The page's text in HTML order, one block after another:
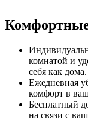
комнатой и
себя как дома.
Ежедневная
комфорт в
Бесплатный
на связи с